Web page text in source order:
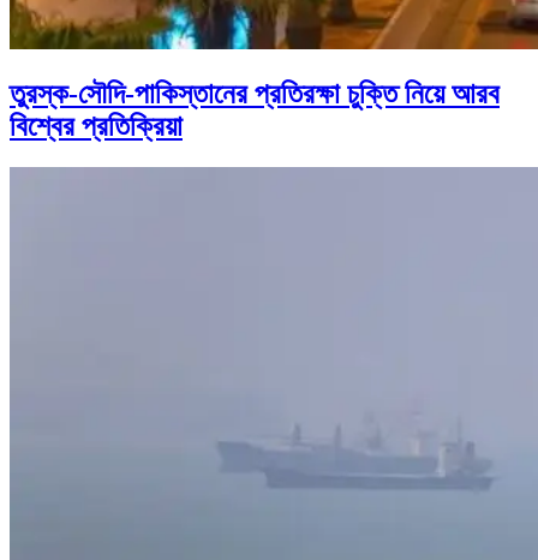
তুরস্ক-সৌদি-পাকিস্তানের প্রতিরক্ষা চুক্তি নিয়ে আরব
বিশ্বের প্রতিক্রিয়া